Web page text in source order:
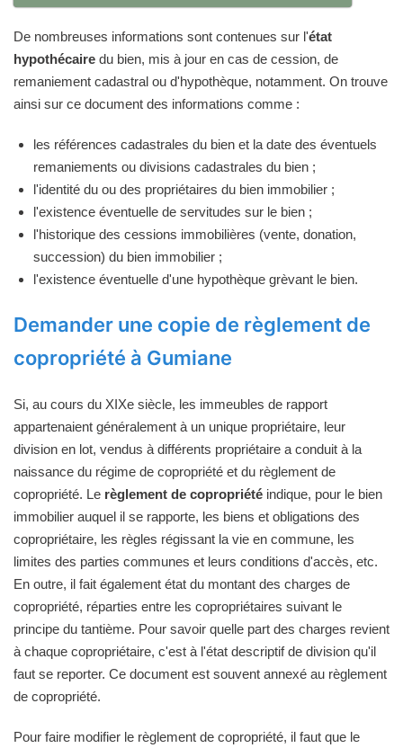
De nombreuses informations sont contenues sur l'état
hypothécaire du bien, mis à jour en cas de cession, de
remaniement cadastral ou d'hypothèque, notamment. On trouve
ainsi sur ce document des informations comme :
les références cadastrales du bien et la date des éventuels
remaniements ou divisions cadastrales du bien ;
l'identité du ou des propriétaires du bien immobilier ;
l'existence éventuelle de servitudes sur le bien ;
l'historique des cessions immobilières (vente, donation,
succession) du bien immobilier ;
l'existence éventuelle d'une hypothèque grèvant le bien.
Demander une copie de règlement de
copropriété à Gumiane
Si, au cours du XIXe siècle, les immeubles de rapport
appartenaient généralement à un unique propriétaire, leur
division en lot, vendus à différents propriétaire a conduit à la
naissance du régime de copropriété et du règlement de
copropriété. Le règlement de copropriété indique, pour le bien
immobilier auquel il se rapporte, les biens et obligations des
copropriétaire, les règles régissant la vie en commune, les
limites des parties communes et leurs conditions d'accès, etc.
En outre, il fait également état du montant des charges de
copropriété, réparties entre les copropriétaires suivant le
principe du tantième. Pour savoir quelle part des charges revient
à chaque copropriétaire, c'est à l'état descriptif de division qu'il
faut se reporter. Ce document est souvent annexé au règlement
de copropriété.
Pour faire modifier le règlement de copropriété, il faut que le